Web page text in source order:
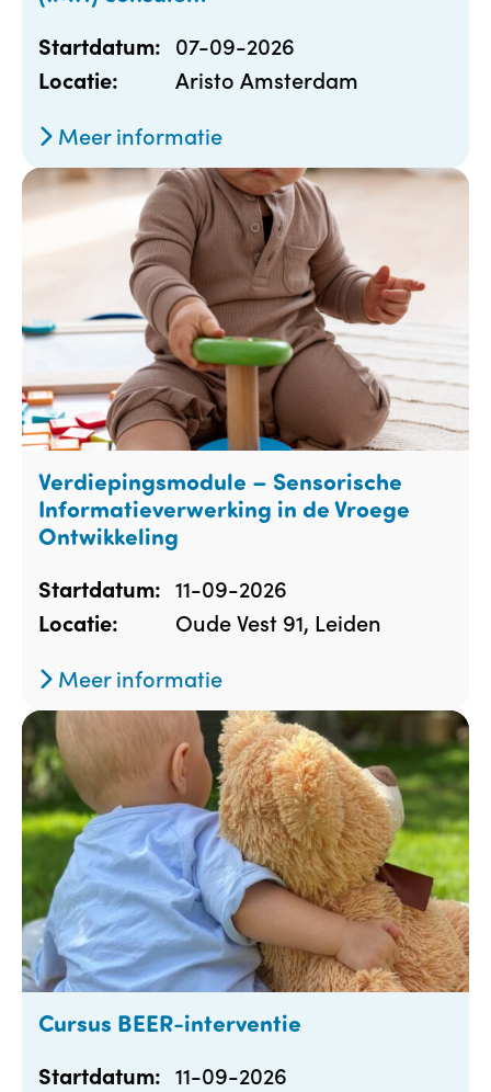
Startdatum: 07-09-2026
Locatie:
Aristo Amsterdam
Meer informatie
Verdiepingsmodule – Sensorische
Informatieverwerking in de Vroege
Ontwikkeling
Startdatum: 11-09-2026
Locatie:
Oude Vest 91, Leiden
Meer informatie
Cursus BEER-interventie
Startdatum: 11-09-2026